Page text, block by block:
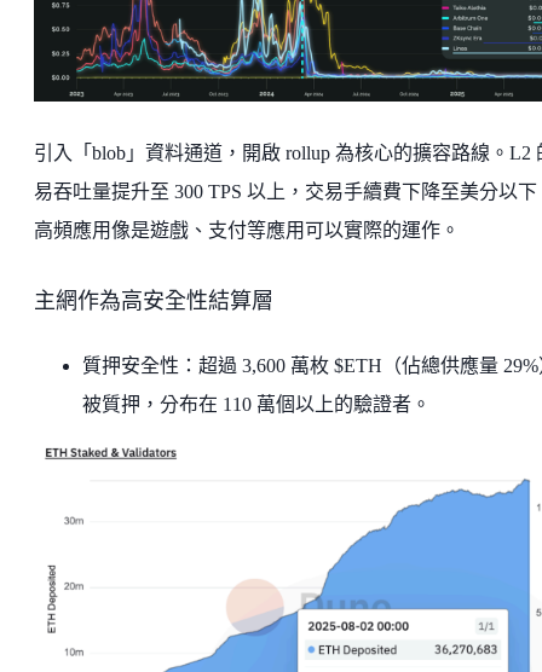
引入「blob」資料通道，開啟 rollup 為核心的擴容路線。L2
易吞吐量提升至 300 TPS 以上，交易手續費下降至美分以下
高頻應用像是遊戲、支付等應用可以實際的運作。
主網作為高安全性結算層
質押安全性：超過 3,600 萬枚 $ETH（佔總供應量
被質押，分布在 110 萬個以上的驗證者。